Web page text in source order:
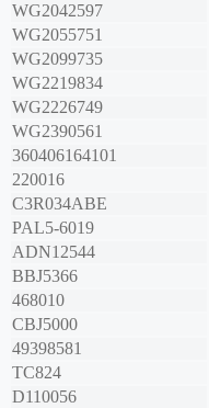
WG2042597
WG2055751
WG2099735
WG2219834
WG2226749
WG2390561
360406164101
220016
C3R034ABE
PAL5-6019
ADN12544
BBJ5366
468010
CBJ5000
49398581
TC824
D110056